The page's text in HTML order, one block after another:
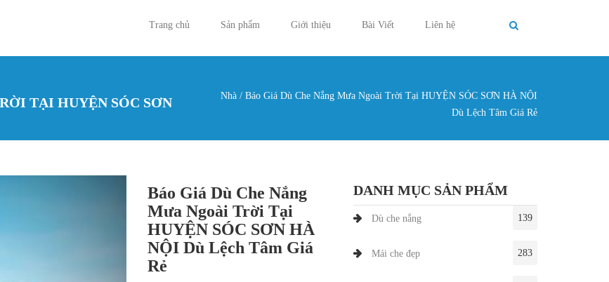
Trang chủ
Sản phẩm Giới thiệu Bài Viết Liên hệ
TẠI HUYỆN SÓC SƠN
Nhà / Báo Giá Dù Che Nắng Mưa Ngoài Trời Tại HUYỆN SÓC SƠN HÀ NỘI
Dù Lệch Tâm Giá Rẻ
Báo Giá Dù Che Nắng
Mưa Ngoài Trời Tại
HUYỆN SÓC SƠN HÀ
NỘI Dù Lệch Tâm Giá
Rẻ
DANH MỤC SẢN PHẨM
Dù che nắng 139
Mái che đẹp 283